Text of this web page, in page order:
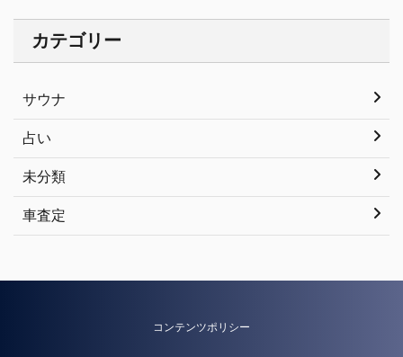
カテゴリー
サウナ
占い
未分類
車査定
コンテンツポリシー